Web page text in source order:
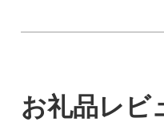
お礼品レビ